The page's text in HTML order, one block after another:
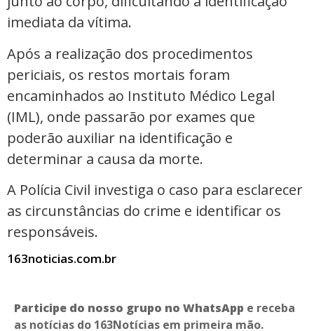
imediata da vítima.
Após a realização dos procedimentos
periciais, os restos mortais foram
encaminhados ao Instituto Médico Legal
(IML), onde passarão por exames que
poderão auxiliar na identificação e
determinar a causa da morte.
A Polícia Civil investiga o caso para esclarecer
as circunstâncias do crime e identificar os
responsáveis.
163noticias.com.br
Participe do nosso grupo no WhatsApp e receba
as notícias do 163Notícias em primeira mão.